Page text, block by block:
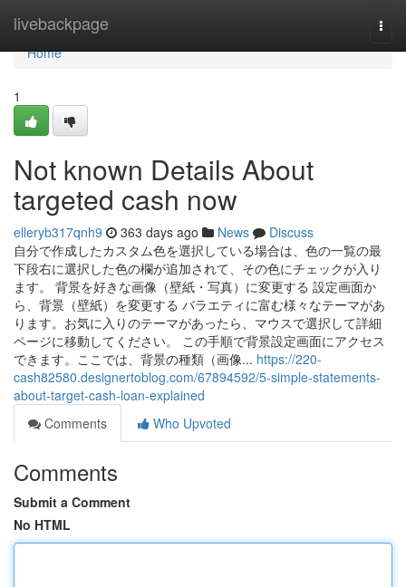
livebackpage
Home
Home
1
Not known Details About
targeted cash now
elleryb317qnh9 363 days ago News
Discuss
自分で作成したカスタム色を選択している場合は、色の一覧の最
下段右に選択した色の欄が追加されて、その色にチェックが入り
ます。 背景を好きな画像（壁紙・写真）に変更する 設定画面か
ら、背景（壁紙）を変更する バラエティに富む様々なテーマがあ
ります。お気に入りのテーマがあったら、マウスで選択して詳細
ページに移動してください。 この手順で背景設定画面にアクセス
できます。ここでは、背景の種類（画像... https://220-
cash82580.designertoblog.com/67894592/5-simple-statements-
about-target-cash-loan-explained
Comments
Who Upvoted
Comments
Submit a Comment
No HTML